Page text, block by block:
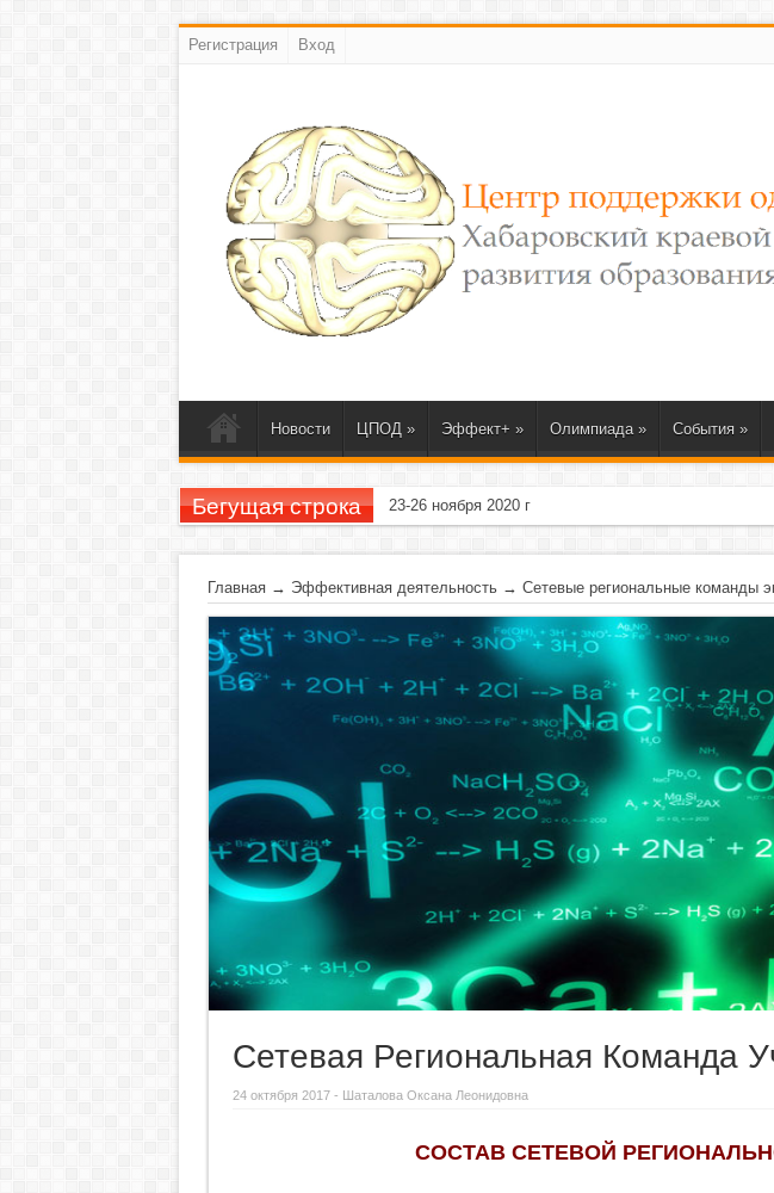
Регистрация Вход
Новости ЦПОД » Эффект+ » Олимпиада » События »
Бегущая строка 23-26 ноября 2020 г
Главная→ Эффективная деятельность→ Сетевые региональные команды
Сетевая Региональная Команда
24 октября 2017 - Шаталова Оксана Леонидовна
СОСТАВ СЕТЕВОЙ